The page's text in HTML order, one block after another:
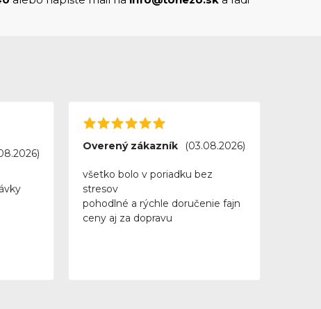
Overený zákazník (03.08.2026)
všetko bolo v poriadku bez
stresov
pohodlné a rýchle doručenie fajn
ceny aj za dopravu